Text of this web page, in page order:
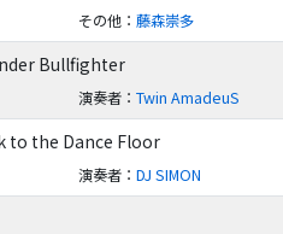
その他 ：藤森崇多
Bullfighter
演奏者 ：Twin AmadeuS
to the Dance Floor
演奏者 ：DJ SIMON